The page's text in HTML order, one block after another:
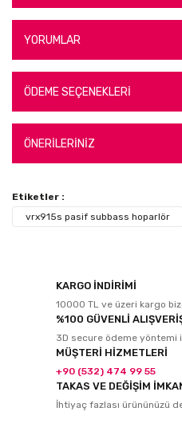
YORUMLAR
ÖDEME SEÇENEKLERİ
ÖNERİLERİNİZ
Etiketler :
vrx915s pasif subbass hoparlör
KARGO İNDİRİMİ
10000 TL ve üzeri kargo
%100 GÜVENLİ
3D secure ödeme yöntemi
MÜŞTERİ HİZMETLERİ
+90 (532) 474 99 55
TAKAS VE DEĞİŞİM
İhtiyaç fazlası ürününüzü